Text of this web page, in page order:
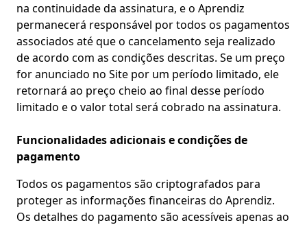
na continuidade da assinatura, e o Aprendiz
permanecerá responsável por todos os pagamentos
associados até que o cancelamento seja realizado
de acordo com as condições descritas. Se um preço
for anunciado no Site por um período limitado, ele
retornará ao preço cheio ao final desse período
limitado e o valor total será cobrado na assinatura.
Funcionalidades adicionais e condições de
pagamento
Todos os pagamentos são criptografados para
proteger as informações financeiras do Aprendiz.
Os detalhes do pagamento são acessíveis apenas ao